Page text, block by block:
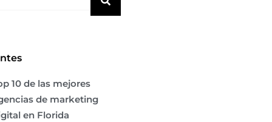
10 de las mejores
de marketing
en Florida